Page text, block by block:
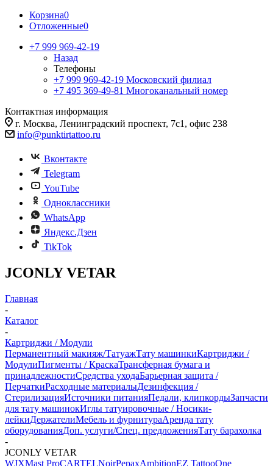
Корзина0
Отложенные0
+7 999 969-42-19
Назад
Телефоны
+7 999 969-42-19 Московский филиал
+7 495 369-49-81 Многоканальный номер
Контактная информация
г. Москва, Ленинградский проспект, 7с1, офис 238
info@punktirtattoo.ru
Вконтакте
Telegram
YouTube
Одноклассники
WhatsApp
Яндекс.Дзен
TikTok
JCONLY VETAR
Главная
-
Каталог
-
Картриджи / Модули
Перманентный макияж/ТатуажТату машинкиКартриджи /
МодулиПигменты / КраскаТрансферная бумага и
принадлежностиСредства уходаБарьерная защита /
ПерчаткиРасходные материалыДезинфекция /
СтерилизацияИсточники питанияПедали, клипкордыЗапчасти
для тату машинокИглы татуировочные / Носики-
лейкиДержателиМебель и фурнитураАренда тату
оборудованияДоп. услуги/Спец. предложенияТату барахолка
-
JCONLY VETAR
WJXMast ProCARTELNoirPepaxAmbitionEZ TattooOne